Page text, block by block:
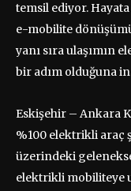
temsil ediyor.
e-mobilite
yanı sıra ulaşımın
bir adım olduğuna
Eskişehir – Ankara
%100 elektrikli araç
üzerindeki
elektrikli mobiliteye